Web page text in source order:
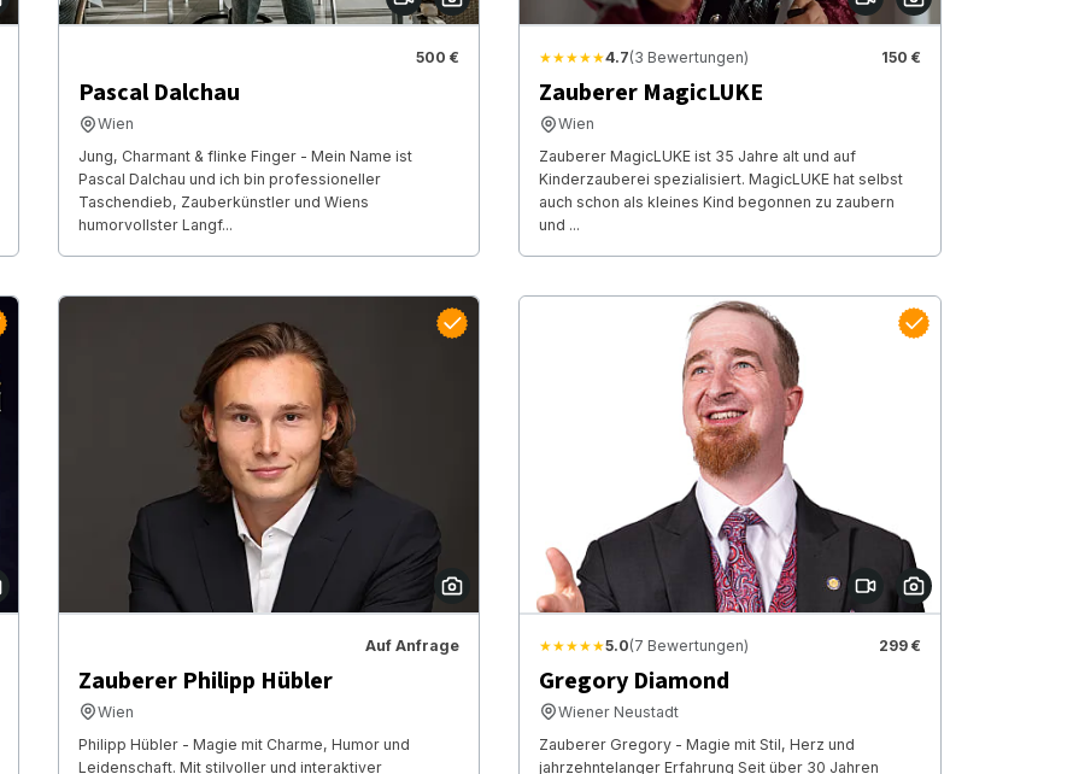
500 €
Pascal Dalchau
Wien
Jung, Charmant & flinke Finger - Mein Name ist
Pascal Dalchau und ich bin professioneller
Taschendieb, Zauberkünstler und Wiens
humorvollster Langf...
★★★★★4.7(3 Bewertungen) 150 €
Zauberer MagicLUKE
Wien
Zauberer MagicLUKE ist 35 Jahre alt und auf
Kinderzauberei spezialisiert. MagicLUKE hat selbst
auch schon als kleines Kind begonnen zu zaubern
und ...
Auf Anfrage
Zauberer Philipp Hübler
Wien
Philipp Hübler - Magie mit Charme, Humor und
Leidenschaft. Mit stilvoller und interaktiver
★★★★★5.0(7 Bewertungen) 299 €
Gregory Diamond
Wiener Neustadt
Zauberer Gregory - Magie mit Stil, Herz und
jahrzehntelanger Erfahrung Seit über 30 Jahren